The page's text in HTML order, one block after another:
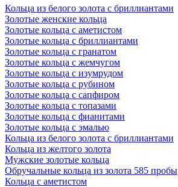
Кольца из белого золота с бриллиантами
Золотые женские кольца
Золотые кольца с аметистом
Золотые кольца с бриллиантами
Золотые кольца с гранатом
Золотые кольца с жемчугом
Золотые кольца с изумрудом
Золотые кольца с рубином
Золотые кольца с сапфиром
Золотые кольца с топазами
Золотые кольца с фианитами
Золотые кольца с эмалью
Кольца из белого золота с бриллиантами
Кольца из желтого золота
Мужские золотые кольца
Обручальные кольца из золота 585 пробы
Кольца с аметистом